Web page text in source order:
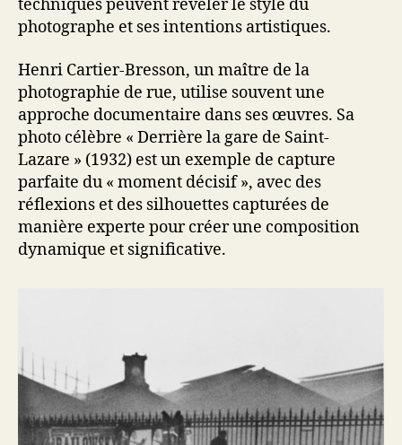
techniques peuvent révéler le style du
photographe et ses intentions artistiques.
Henri Cartier-Bresson, un maître de la
photographie de rue, utilise souvent une
approche documentaire dans ses œuvres. Sa
photo célèbre « Derrière la gare de Saint-
Lazare » (1932) est un exemple de capture
parfaite du « moment décisif », avec des
réflexions et des silhouettes capturées de
manière experte pour créer une composition
dynamique et significative.